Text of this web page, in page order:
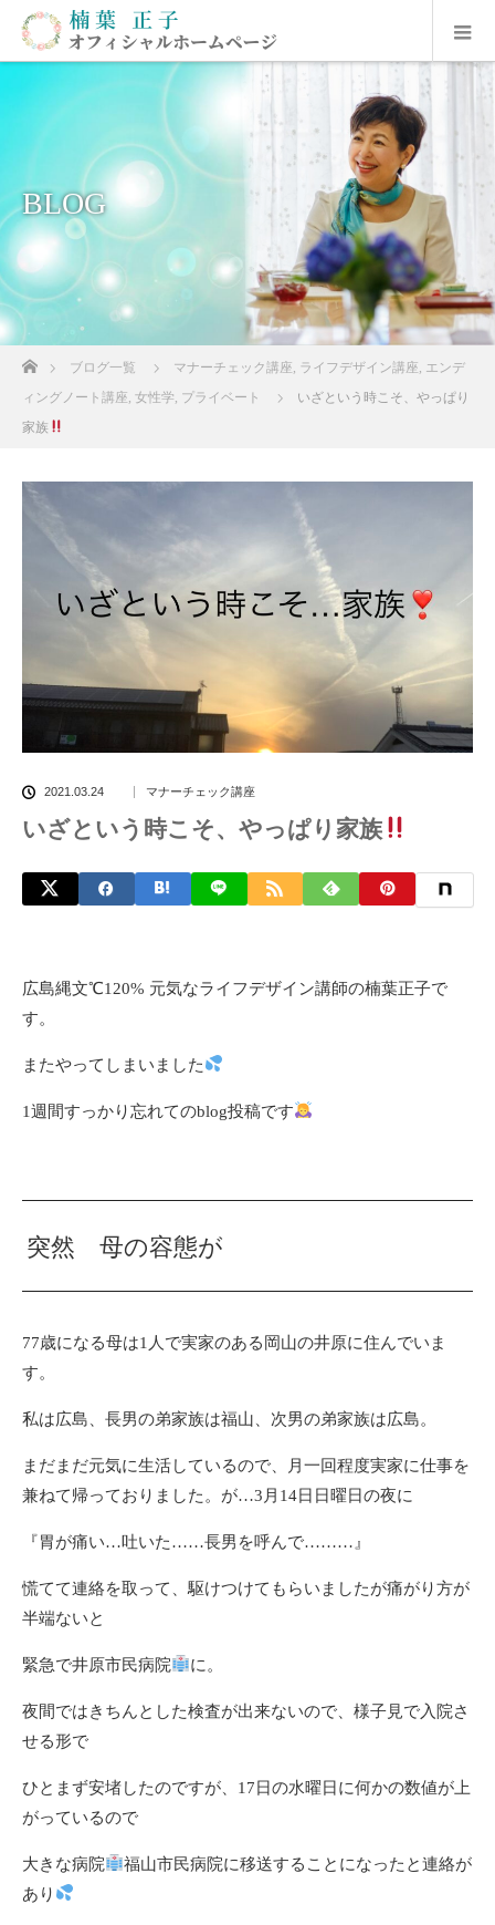
BLOG
ホームブログ一覧 マナーチェック講座, ライフデザイン講座, エンデ
ィングノート講座, 女性学, プライベート
いざという時こそ、やっぱり
家族
2021.03.24 マナーチェック講座
いざという時こそ、やっぱり家族
広島縄文℃120% 元気なライフデザイン講師の楠葉正子で
す。
またやってしまいました
1週間すっかり忘れてのblog投稿です
突然 母の容態が
77歳になる母は1人で実家のある岡山の井原に住んでいま
す。
私は広島、長男の弟家族は福山、次男の弟家族は広島。
まだまだ元気に生活しているので、月一回程度実家に仕事を
兼ねて帰っておりました。が…3月14日日曜日の夜に
『胃が痛い…吐いた……長男を呼んで………』
慌てて連絡を取って、駆けつけてもらいましたが痛がり方が
半端ないと
緊急で井原市民病院 に。
夜間ではきちんとした検査が出来ないので、様子見で入院さ
せる形で
ひとまず安堵したのですが、17日の水曜日に何かの数値が上
がっているので
大きな病院
福山市民病院に移送することになったと連絡が
あり